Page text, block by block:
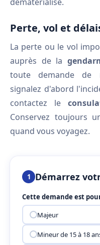
Perte, vol et
La perte ou le vol
auprès de la
toute demande de
signalez d'abord
contactez le
Conservez toujours
quand vous voyagez.
1 Démarrez
Cette demande est
Majeur
Mineur de 15 à 18